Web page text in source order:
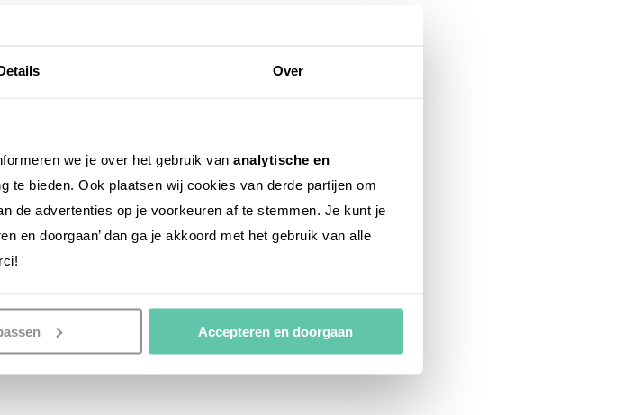
Over
we je over het gebruik van analytische en
te bieden. Ook plaatsen wij cookies van derde partijen om
de advertenties op je voorkeuren af te stemmen. Je kunt je
en doorgaan’ dan ga je akkoord met het gebruik van alle
Accepteren en doorgaan